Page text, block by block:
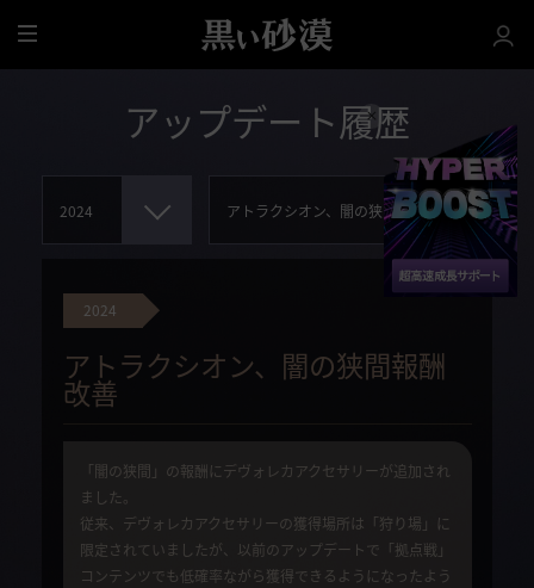
全
体
アップデート履歴
2024
アトラクシオン、闇の狭間報酬
改善
「闇の狭間」の報酬にデヴォレカアクセサリーが追加され
ました。
従来、デヴォレカアクセサリーの獲得場所は「狩り場」に
限定されていましたが、以前のアップデートで「拠点戦」
コンテンツでも低確率ながら獲得できるようになったよう